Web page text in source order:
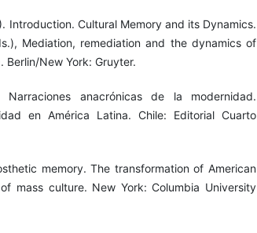
Introduction. Cultural Memory and its Dynamics.
Mediation, remediation and the dynamics of
New York: Gruyter.
Narraciones anacrónicas de la modernidad.
en América Latina. Chile: Editorial Cuarto
memory. The transformation of American
mass culture. New York: Columbia University